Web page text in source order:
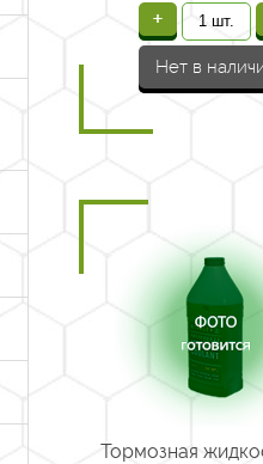
+
Нет в
Тормозная